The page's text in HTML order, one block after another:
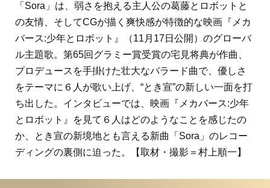
「Sora」は、弱さを抱える主人公の葛藤とロボットと
の友情、そしてCGが描く爽快感が特徴的な映画『メカ
バース:少年とロボット』（11月17日公開）のグローバ
ル主題歌。第65回グラミー賞受賞の宅見将典が作曲、
プロデュースを手掛けた壮大なバラード曲で、優しさ
をテーマに６人が歌い上げ、“とき宣”の新しい一面を打
ち出した。インタビューでは、映画『メカバース:少年
とロボット』を見て６人はどのようなことを感じたの
か、とき宣の新境地とも言える新曲「Sora」のレコー
ディングの裏側に迫った。【取材・撮影＝村上順一】